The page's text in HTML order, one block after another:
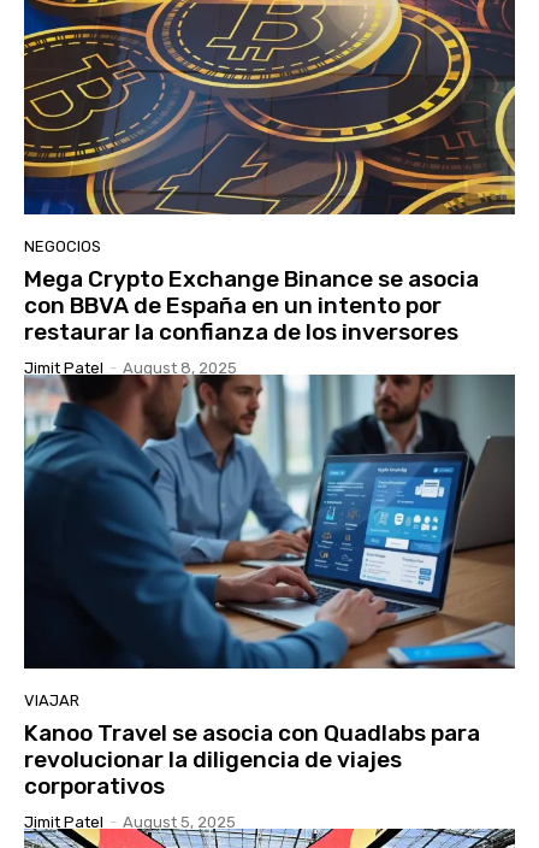
NEGOCIOS
Mega Crypto Exchange Binance se asocia
con BBVA de España en un intento por
restaurar la confianza de los inversores
Jimit Patel - August 8, 2025
VIAJAR
Kanoo Travel se asocia con Quadlabs para
revolucionar la diligencia de viajes
corporativos
Jimit Patel - August 5, 2025